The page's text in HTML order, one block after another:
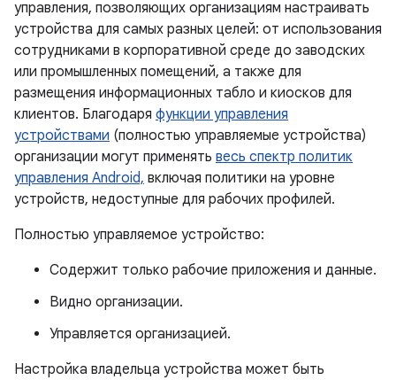
управления, позволяющих организациям настраивать
устройства для самых разных целей: от использования
сотрудниками в корпоративной среде до заводских
или промышленных помещений, а также для
размещения информационных табло и киосков для
клиентов. Благодаря функции управления
устройствами (полностью управляемые устройства)
организации могут применять весь спектр политик
управления Android, включая политики на уровне
устройств, недоступные для рабочих профилей.
Полностью управляемое устройство:
Содержит только рабочие приложения и данные.
Видно организации.
Управляется организацией.
Настройка владельца устройства может быть